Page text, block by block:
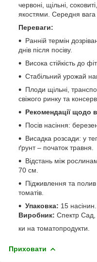
червоні, щільні,
якостями. Середня
Переваги:
Ранній термін
днів після посіву.
Висока стійкість до
Стабільний урожай
Плоди щільні,
свіжого ринку та
Рекомендації щодо
Посів насіння:
Висадка розсади: у
ґрунт – початок травня.
Відстань між
70 см.
Підживлення та
томатів.
Упаковка: 15 насінин.
Виробник: Спектр Сад,
ки на томатопродукти.
Приховати